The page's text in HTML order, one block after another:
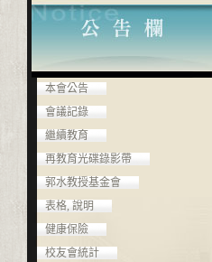
本會公告
會議記錄
繼續教育
再教育光碟錄影帶
郭水教授基金會
表格, 說明
健康保險
校友會統計